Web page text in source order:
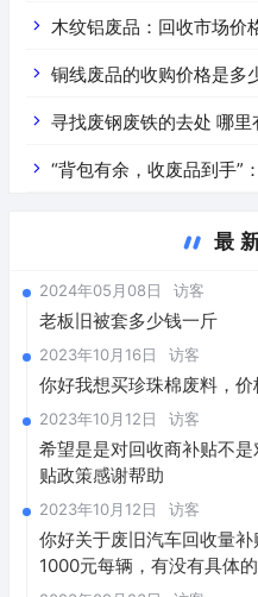
价是什么
木纹铝废品：回收市场价
铜线废品的收购价格是多
寻找废钢
“背包有余，收废品到手”
最
2024年05月08日 访客
老板旧被套多少钱一斤
2023年10月16日 访客
你好我想买珍珠棉废料，价
2023年10月12日 访客
希望是是对回收商补贴不
贴政策感谢帮助
2023年10月12日 访客
你好关于废旧汽车回收量
1000元每辆，有没有具体